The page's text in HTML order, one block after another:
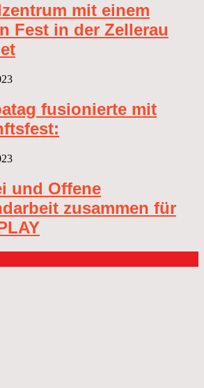
mit einem
Fest in der Zellerau
fusionierte mit
und Offene
zusammen für